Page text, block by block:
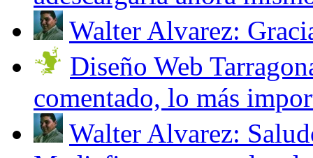
Walter Alvarez:
Diseño Web
comentado, lo más
Walter Alvarez: